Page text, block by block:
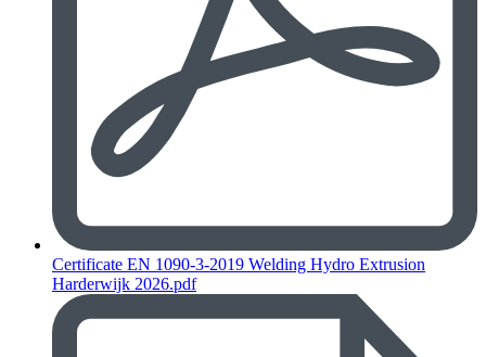
Certificate EN 1090-3-2019 Welding Hydro Extrusion
Harderwijk 2026.pdf